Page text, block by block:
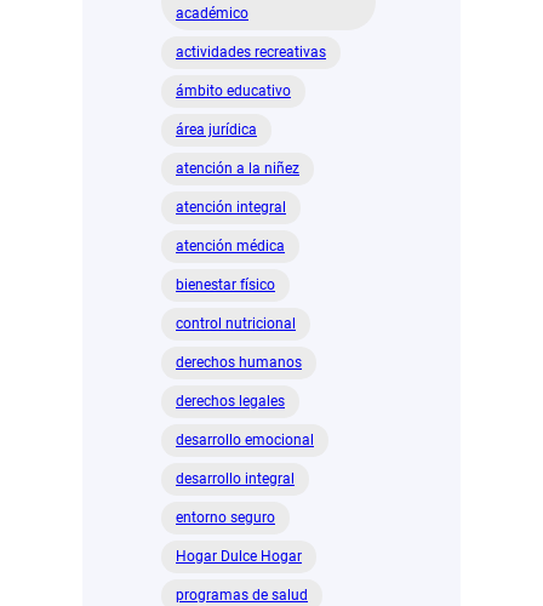
académico
actividades recreativas
ámbito educativo
área jurídica
atención a la niñez
atención integral
atención médica
bienestar físico
control nutricional
derechos humanos
derechos legales
desarrollo emocional
desarrollo integral
entorno seguro
Hogar Dulce Hogar
programas de salud